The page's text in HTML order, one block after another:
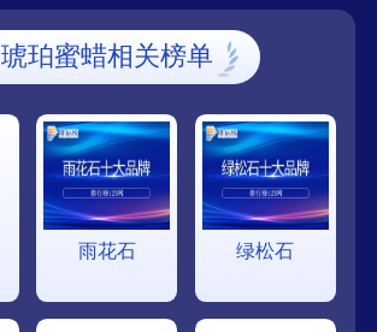
琥珀蜜蜡相关榜单
雨花石 绿松石